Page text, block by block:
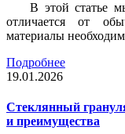
В этой статье
отличается от
материалы
Подробнее
19.01.2026
Стеклянный
и преимущества